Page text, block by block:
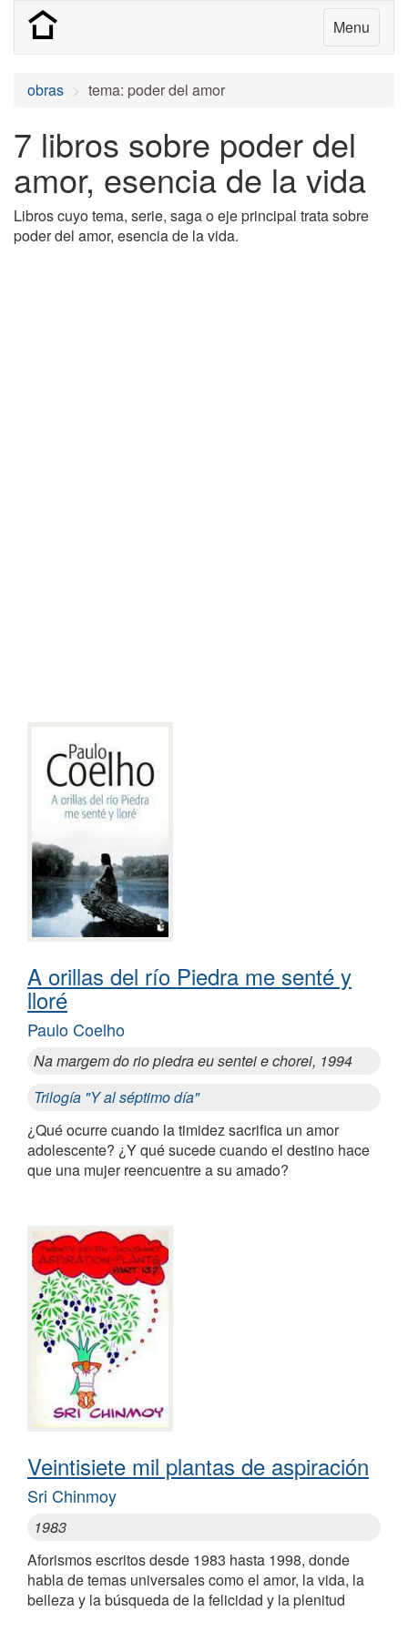
Menu
obras tema: poder del amor
7 libros sobre poder del
amor, esencia de la vida
Libros cuyo tema, serie, saga o eje principal trata sobre
poder del amor, esencia de la vida.
A orillas del río Piedra me senté y
lloré
Paulo Coelho
Na margem do rio piedra eu sentei e chorei, 1994
Trilogía "Y al séptimo día"
¿Qué ocurre cuando la timidez sacrifica un amor
adolescente? ¿Y qué sucede cuando el destino hace
que una mujer reencuentre a su amado?
Veintisiete mil plantas de aspiración
Sri Chinmoy
1983
Aforismos escritos desde 1983 hasta 1998, donde
habla de temas universales como el amor, la vida, la
belleza y la búsqueda de la felicidad y la plenitud